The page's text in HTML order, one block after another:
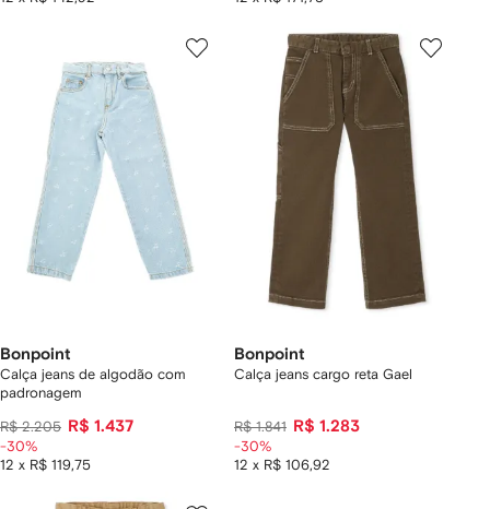
Bonpoint
Calça jeans de algodão com
padronagem
R$ 2.205 R$ 1.437
12 x R$ 119,75
-30%
Bonpoint
Calça jeans cargo reta Gael
R$ 1.841 R$ 1.283
12 x R$ 106,92
-30%